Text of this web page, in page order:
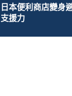
日本便利商店變身
支援力